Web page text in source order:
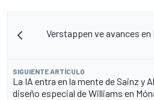
Verstappen ve avances en
SIGUIENTE ARTÍCULO
La IA entra en la mente de Sainz y
diseño especial de Williams en